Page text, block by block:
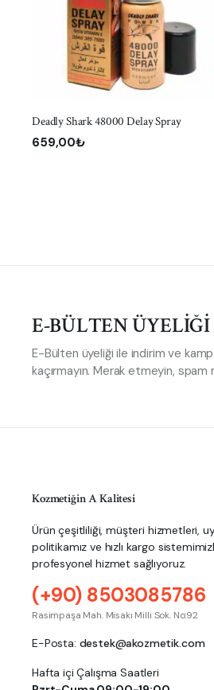
SEPETE EKLE
Deadly Shark 48000 Delay Spray
659,00₺
E-BÜLTEN ÜYELİĞİ
E-Bülten üyeliği ile indirim ve
kaçırmayın. Merak etmeyin,
Kozmetiğin A Kalitesi
Ürün çeşitliliği, müşteri hizmetleri,
politikamız ve hızlı kargo
profesyonel hizmet sağlıyoruz.
(+90) 8503085786
Rasimpaşa Mah. Misakı Milli Sok. No:92
E-Posta: destek@akozmetik.com
Hafta içi Çalışma Saatleri